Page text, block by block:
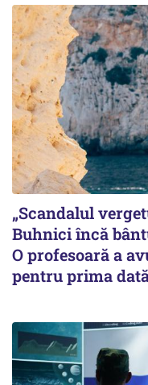
„Scandalul
Buhnici încă
O profesoară a
pentru prima